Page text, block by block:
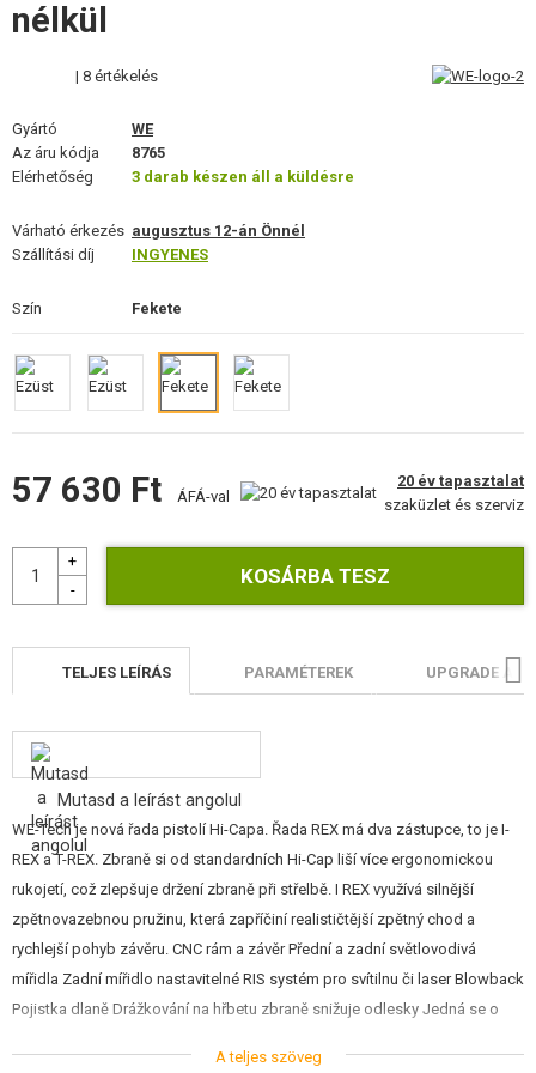
ÉPÍTŐKÉSZLETEK, MODELLEK
REKLÁM TÁRGYAK
SÉRÜLT, HASZNÁLT ÁRUK
HÍREK
KEDVEZMÉNYEK
ELÉRHETŐSÉG
nélkül
| 8 értékelés
Gyártó
WE
Az áru kódja
8765
Elérhetőség
3 darab készen áll a küldésre
Várható érkezés augusztus 12-án Önnél
Szállítási díj
INGYENES
Szín Fekete
57 630 Ft ÁFÁ-val
20 év tapasztalat
szaküzlet és szerviz
TELJES LEÍRÁS PARAMÉTEREK UPGRADE
Mutasd a leírást angolul
WE-Tech je nová řada pistolí Hi-Capa. Řada REX má dva zástupce, to je I-
REX a T-REX. Zbraně si od standardních Hi-Cap liší více ergonomickou
rukojetí, což zlepšuje držení zbraně při střelbě. I REX využívá silnější
zpětnovazebnou pružinu, která zapříčiní realističtější zpětný chod a
rychlejší pohyb závěru. CNC rám a závěr Přední a zadní světlovodivá
mířidla Zadní mířidlo nastavitelné RIS systém pro svítilnu či laser Blowback
Pojistka dlaně Drážkování na hřbetu zbraně snižuje odlesky Jedná se o
jeho patce. Používá se plyn Green Gas (Propan), který je součástí nabídky
A teljes szöveg